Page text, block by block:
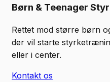
Børn & Teenager
Rettet mod større børn
der vil starte
eller i center.
Kontakt os